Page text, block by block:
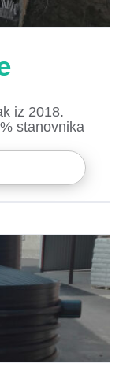
iz 2018.
stanovnika